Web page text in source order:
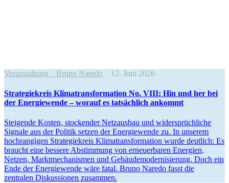
Veranstaltung Bruno Naredo 12. Juni 2026
Strate­gie­kreis Klima­trans­for­mation No. VIII: Hin und her bei
der Energie­wende – worauf es tatsächlich ankommt
Steigende Kosten, stockender Netzausbau und wider­sprüch­liche
Signale aus der Politik setzen der Energie­wende zu. In unserem
hochran­gigen Strate­gie­kreis Klima­trans­for­mation wurde deutlich: Es
braucht eine bessere Abstimmung von erneu­er­baren Energien,
Netzen, Markt­me­cha­nismen und Gebäu­de­mo­der­ni­sierung. Doch ein
Ende der Energie­wende wäre fatal. Bruno Naredo fasst die
zentralen Diskus­sionen zusammen.